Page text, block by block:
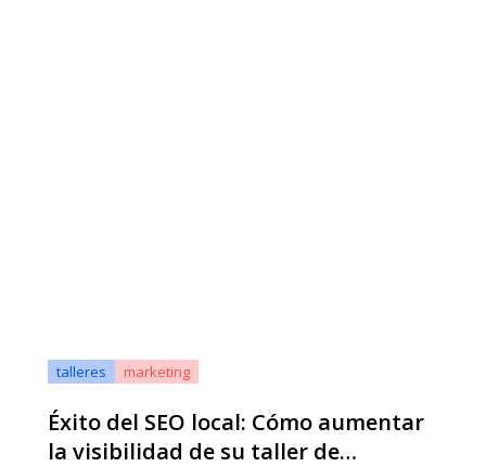
talleres marketing
Éxito del SEO local: Cómo aumentar
la visibilidad de su taller de